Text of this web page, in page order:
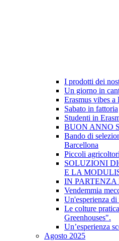
I prodotti dei
Un giorno in
Erasmus vibes a
Sabato in fattoria
Studenti in
BUON ANNO
Bando di
Barcellona
Piccoli
SOLUZIONI
E LA
IN
Vendemmia
Un'esperienza di
Le colture
Greenhouses".
Un’esperienza
Agosto 2025